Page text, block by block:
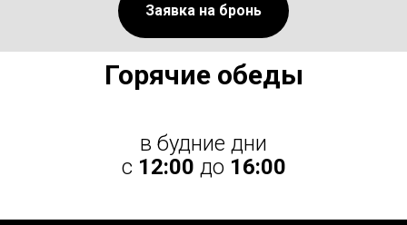
Заявка на бронь
Горячие обеды
в будние дни
с 12:00 до 16:00